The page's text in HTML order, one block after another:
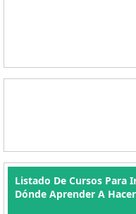
Listado De Cursos Para
Dónde Aprender A